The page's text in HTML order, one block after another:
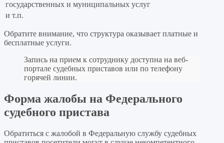
государственных и муниципальных услуг
и т.п.
Обратите внимание, что структура оказывает платные и
бесплатные услуги.
Запись на прием к сотруднику доступна на веб-
портале судебных приставов или по телефону
горячей линии.
Форма жалобы на Федерального
судебного пристава
Обратиться с жалобой в Федеральную службу судебных